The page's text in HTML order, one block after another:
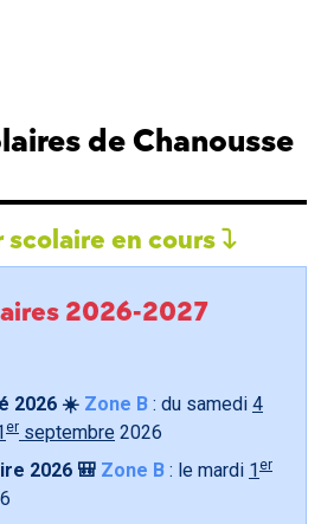
de Chanousse
en cours
2026-2027
2026 ☀️ Zone B : du samedi 4
er septembre 2026
2026 🎒 Zone B : le mardi 1 er